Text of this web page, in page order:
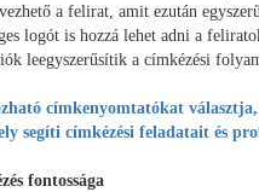
a felirat, amit ezután
logót is hozzá lehet adni a
leegyszerűsítik a címkézési
címkenyomtatókat választja,
segíti címkézési feladatait és
fontossága